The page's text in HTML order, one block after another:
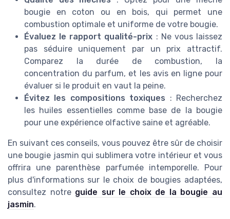
bougie en coton ou en bois, qui permet une
combustion optimale et uniforme de votre bougie.
Évaluez le rapport qualité-prix : Ne vous laissez
pas séduire uniquement par un prix attractif.
Comparez la durée de combustion, la
concentration du parfum, et les avis en ligne pour
évaluer si le produit en vaut la peine.
Évitez les compositions toxiques : Recherchez
les huiles essentielles comme base de la bougie
pour une expérience olfactive saine et agréable.
En suivant ces conseils, vous pouvez être sûr de choisir
une bougie jasmin qui sublimera votre intérieur et vous
offrira une parenthèse parfumée intemporelle. Pour
plus d'informations sur le choix de bougies adaptées,
consultez notre guide sur le choix de la bougie au
jasmin.